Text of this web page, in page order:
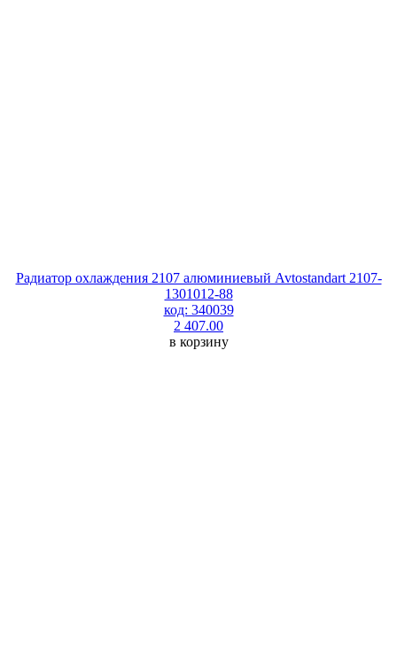
Радиатор охлаждения 2107 алюминиевый Avtostandart 2107-
1301012-88
код: 340039
2 407.00
в корзину